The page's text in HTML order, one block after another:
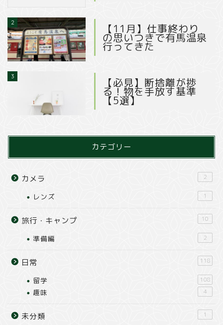
2 【11月】仕事終わり
の思いつきで有馬温泉
行ってきた
3 【必見】断捨離が捗
る！物を手放す基準
【5選】
カテゴリー
カメラ 2
レンズ 1
旅行・キャンプ 10
準備編 2
日常 118
留学 108
趣味 4
未分類 1